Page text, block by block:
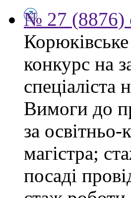
№ 27 (8876)
конкурс на
спеціаліста
Вимоги до
за освітньо-
магістра;
посаді